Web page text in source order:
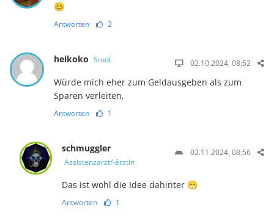
😊
Antworten 2
heikoko Studi 02.10.2024, 08:52
Würde mich eher zum Geldausgeben als zum
Sparen verleiten,
Antworten 1
schmuggler
Assistenzarzt/-ärztin
02.11.2024, 08:56
Das ist wohl die Idee dahinter 😁
Antworten 1